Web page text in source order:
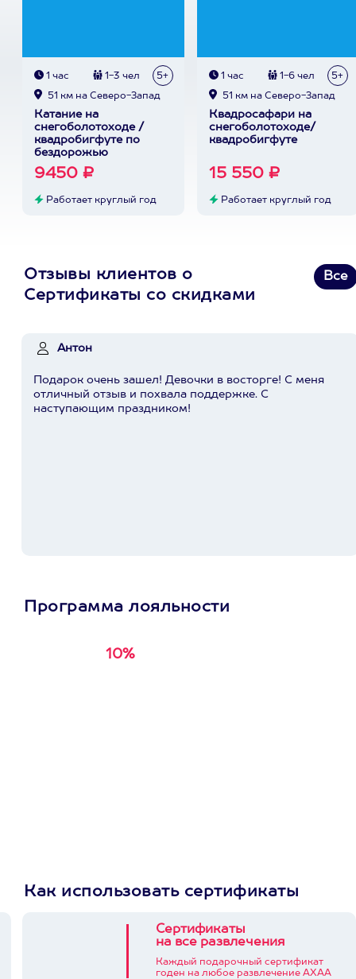
1 час 1-3 чел 5+
51 км на Северо-Запад
Катание на
снегоболотоходе /
квадробигфуте по
бездорожью
9450 ₽
Работает круглый год
1 час 1-6 чел 5+
51 км на Северо-Запад
Квадросафари на
снегоболотоходе/
квадробигфуте
15 550 ₽
Работает круглый год
Отзывы клиентов о
Сертификаты со скидками
Все
Антон
Подарок очень зашел! Девочки в восторге! С меня
отличный отзыв и похвала поддержке. С
наступающим праздником!
Программа лояльности
10%
Как использовать сертификаты
Сертификаты
на все развлечения
Каждый подарочный сертификат
годен на любое развлечение АХАА